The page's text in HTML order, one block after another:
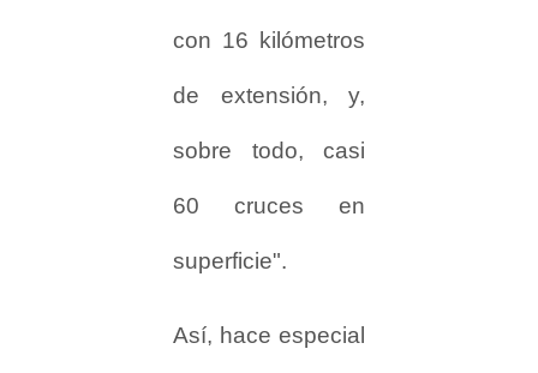
con 16 kilómetros
de extensión, y,
sobre todo, casi
60 cruces en
superficie".
Así, hace especial